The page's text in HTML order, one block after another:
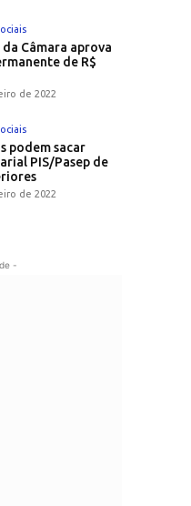
da Câmara aprova
de R$
de 2022
podem sacar
PIS/Pasep de
de 2022
-